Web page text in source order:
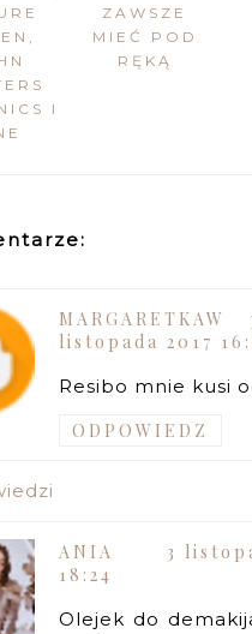
I
ZAWSZE
MIEĆ POD
RĘKĄ
MARGARETKAW
listopada 2017
Resibo mnie kusi
ODPOWIEDZ
ANIA
3
18:24
Olejek do